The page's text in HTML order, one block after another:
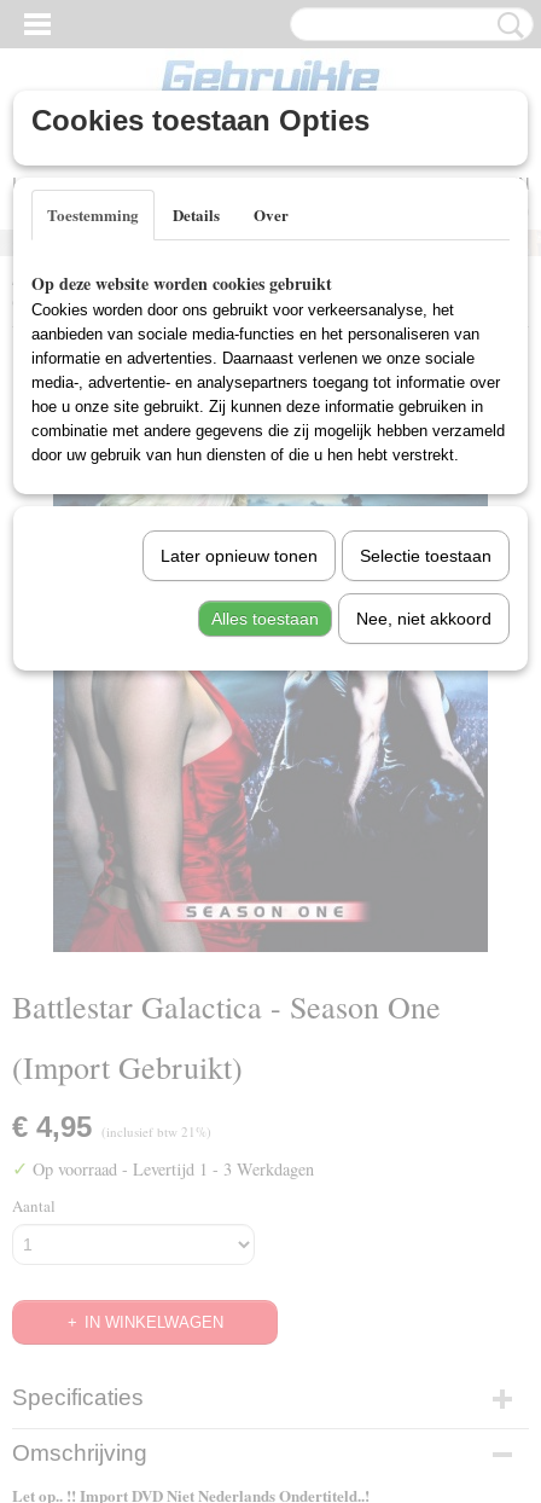
Inloggen
UW WINKELWAGEN
Home >Gebruikte DVD's>Import DVD Gebruikt
Galactica - Season One (Import Gebruikt)
Battlestar Galactica - Season One
(Import Gebruikt)
€ 4,95 (inclusief btw 21%)
✓ Op voorraad - Levertijd 1 - 3 Werkdagen
Aantal
IN WINKELWAGEN
Specificaties
EAN code
025192792823
Omschrijving
Let op.. !! Import DVD Niet Nederlands Ondertiteld..!
Cookies toestaan Opties
Toestemming Details Over
Op deze website worden cookies gebruikt
Cookies worden door ons gebruikt voor verkeersanalyse, het
aanbieden van sociale media-functies en het personaliseren van
informatie en advertenties. Daarnaast verlenen we onze sociale
media-, advertentie- en analysepartners toegang tot informatie over
hoe u onze site gebruikt. Zij kunnen deze informatie gebruiken in
combinatie met andere gegevens die zij mogelijk hebben verzameld
door uw gebruik van hun diensten of die u hen hebt verstrekt.
Later opnieuw tonen Selectie toestaan
Alles toestaan Nee, niet akkoord